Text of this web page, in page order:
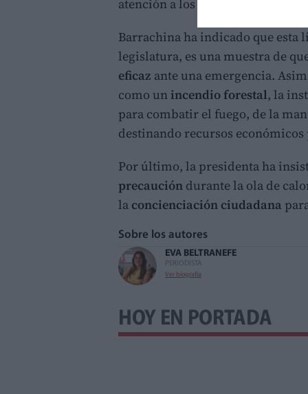
atención a los municipios y a los
Barrachina ha indicado que esta
legislatura, es una muestra de
eficaz ante una emergencia.
como unincendio forestal, la
para combatir el fuego, de la
destinando recursos
Por último, la presidenta ha
precaución durante la ola de
la concienciación ciudadana
Sobre los autores
EVA BELTRAN
PERIODISTA
Ver biografía
EFE
HOY EN PORTADA